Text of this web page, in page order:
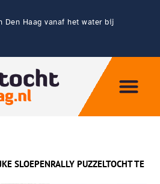
Den Haag vanaf het water bij
SLOEPENRALLY PUZZELTOCHT TE